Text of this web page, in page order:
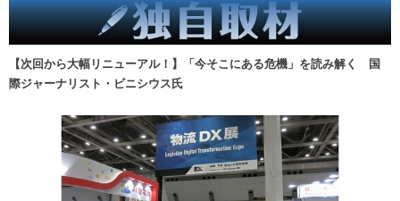
【次回から大幅リニューアル！】「今そこにある危機」を読み解く 国
際ジャーナリスト・ビニシウス氏